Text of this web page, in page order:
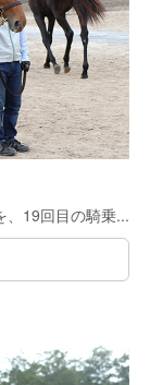
、19回目の騎乗...